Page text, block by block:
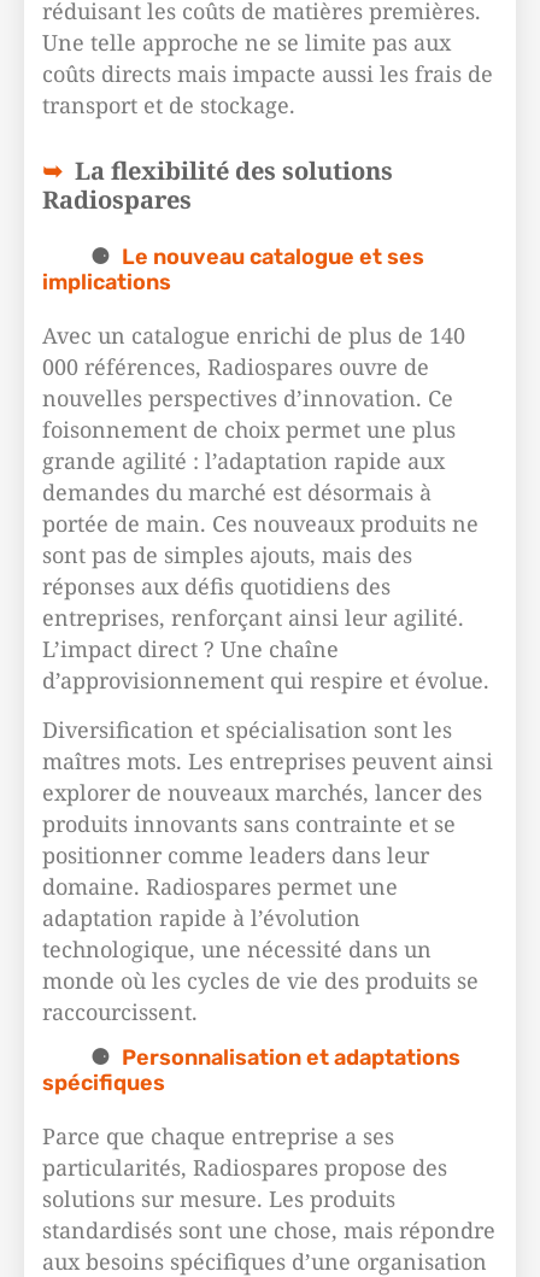
réduisant les coûts de matières premières.
Une telle approche ne se limite pas aux
coûts directs mais impacte aussi les frais de
transport et de stockage.
La flexibilité des solutions
Radiospares
Le nouveau catalogue et ses
implications
Avec un catalogue enrichi de plus de 140
000 références, Radiospares ouvre de
nouvelles perspectives d’innovation. Ce
foisonnement de choix permet une plus
grande agilité : l’adaptation rapide aux
demandes du marché est désormais à
portée de main. Ces nouveaux produits ne
sont pas de simples ajouts, mais des
réponses aux défis quotidiens des
entreprises, renforçant ainsi leur agilité.
L’impact direct ? Une chaîne
d’approvisionnement qui respire et évolue.
Diversification et spécialisation sont les
maîtres mots. Les entreprises peuvent ainsi
explorer de nouveaux marchés, lancer des
produits innovants sans contrainte et se
positionner comme leaders dans leur
domaine. Radiospares permet une
adaptation rapide à l’évolution
technologique, une nécessité dans un
monde où les cycles de vie des produits se
raccourcissent.
Personnalisation et adaptations
spécifiques
Parce que chaque entreprise a ses
particularités, Radiospares propose des
solutions sur mesure. Les produits
standardisés sont une chose, mais répondre
aux besoins spécifiques d’une organisation